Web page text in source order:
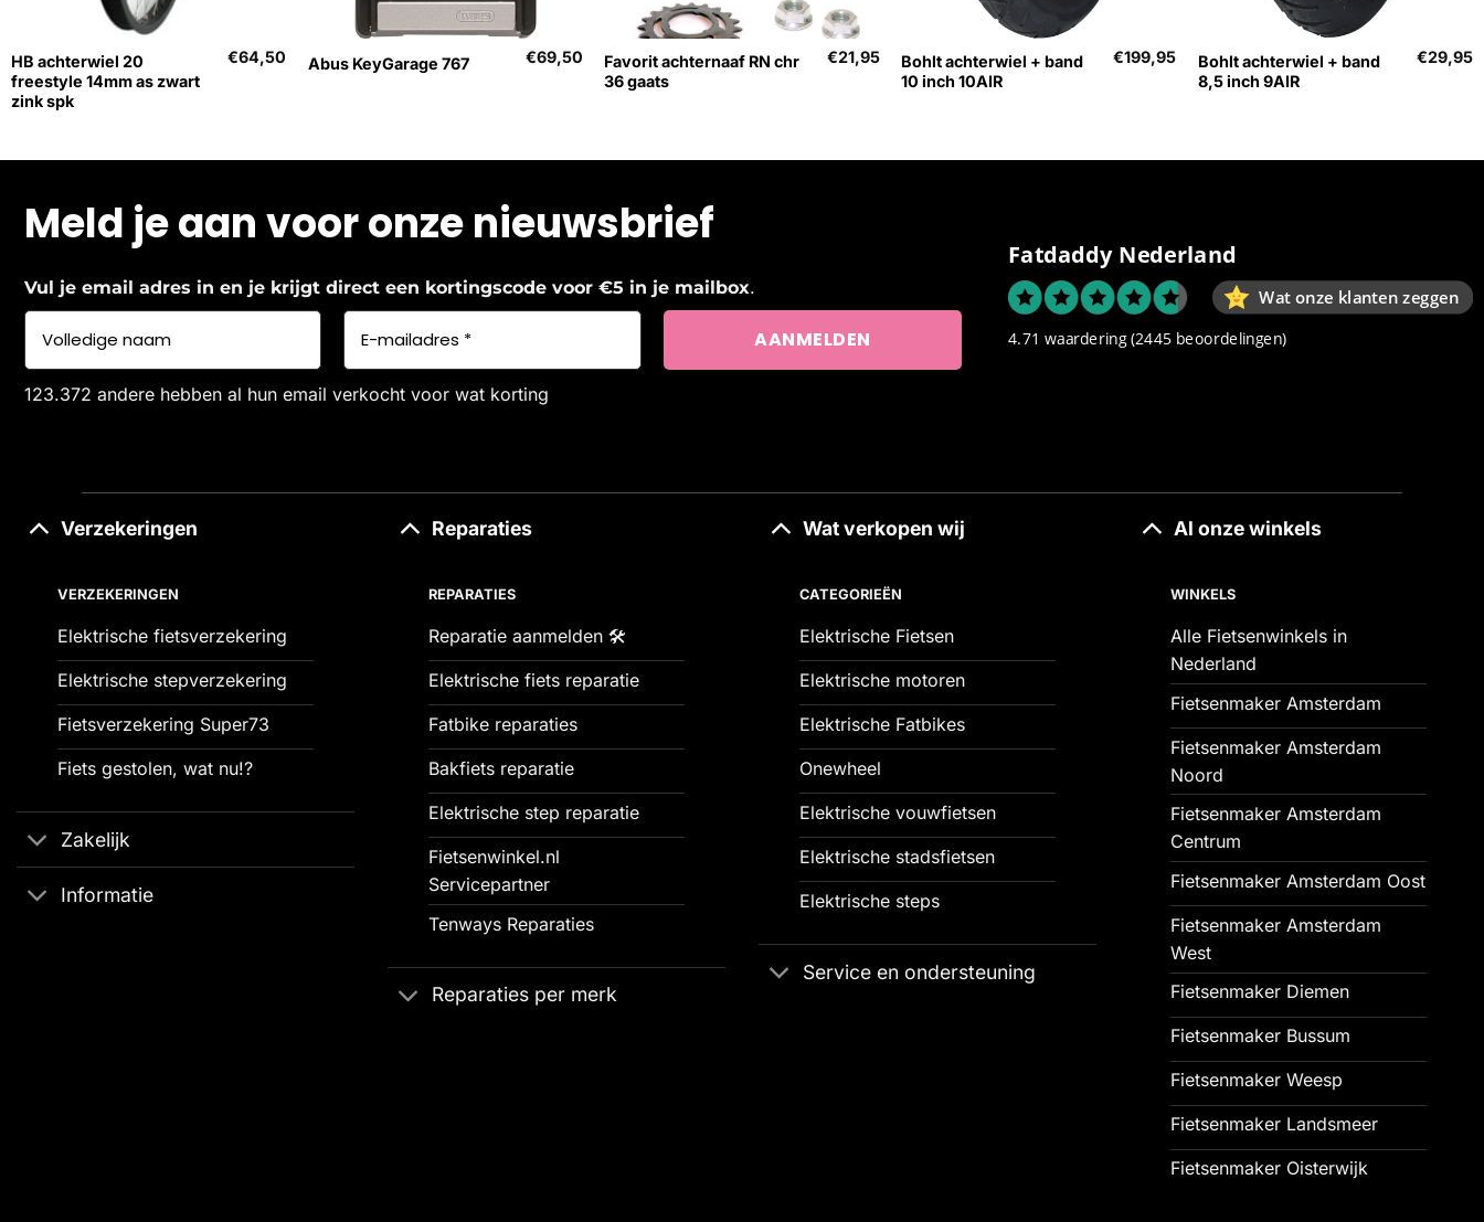
HB achterwiel 20
freestyle 14mm as zwart
zink spk
€64,50 Abus KeyGarage 767 €69,50
Favorit achternaaf RN chr
36 gaats
€21,95
Bohlt achterwiel + band
10 inch 10AIR
€199,95
Bohlt achterwiel + band
8,5 inch 9AIR
€29,95
Meld je aan voor onze nieuwsbrief
Vul je email adres in en je krijgt direct een kortingscode voor €5 in je mailbox.
123.372 andere hebben al hun email verkocht voor wat korting
Fatdaddy Nederland
Wat onze klanten zeggen
4.71 waardering (2445 beoordelingen)
Verzekeringen
VERZEKERINGEN
Elektrische fietsverzekering
Elektrische stepverzekering
Fietsverzekering Super73
Fiets gestolen, wat nu!?
Zakelijk
Informatie
Reparaties
REPARATIES
Reparatie aanmelden 🛠️
Elektrische fiets reparatie
Fatbike reparaties
Bakfiets reparatie
Elektrische step reparatie
Fietsenwinkel.nl
Servicepartner
Tenways Reparaties
Reparaties per merk
Wat verkopen wij
CATEGORIEËN
Elektrische Fietsen
Elektrische motoren
Elektrische Fatbikes
Onewheel
Elektrische vouwfietsen
Elektrische stadsfietsen
Elektrische steps
Service en ondersteuning
Al onze winkels
WINKELS
Alle Fietsenwinkels in
Nederland
Fietsenmaker Amsterdam
Fietsenmaker Amsterdam
Noord
Fietsenmaker Amsterdam
Centrum
Fietsenmaker Amsterdam Oost
Fietsenmaker Amsterdam
West
Fietsenmaker Diemen
Fietsenmaker Bussum
Fietsenmaker Weesp
Fietsenmaker Landsmeer
Fietsenmaker Oisterwijk